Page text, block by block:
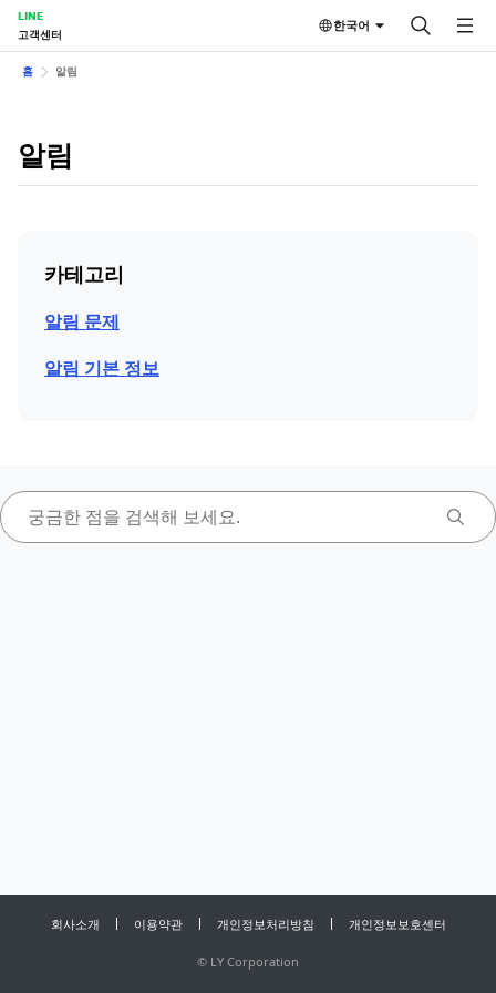
LINE
고객센터
한국어
홈 알림
알림
카테고리
알림 문제
알림 기본 정보
회사소개 이용약관 개인정보처리방침 개인정보보호센터
© LY Corporation